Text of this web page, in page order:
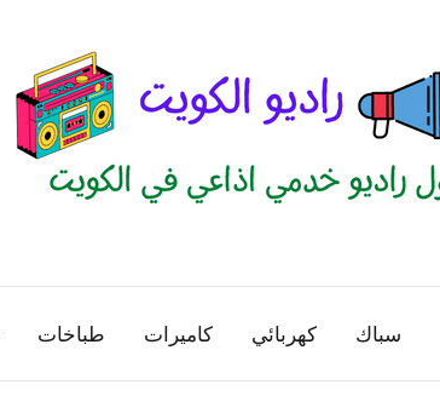
الكويت
منصة
اذاعية
سباك كهربائي كاميرات طباخات